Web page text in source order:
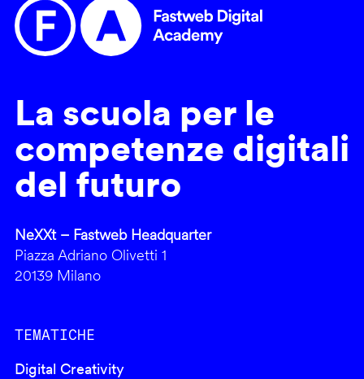
La scuola per le
competenze digitali
del futuro
NeXXt – Fastweb Headquarter
Piazza Adriano Olivetti 1
20139 Milano
TEMATICHE
Digital Creativity